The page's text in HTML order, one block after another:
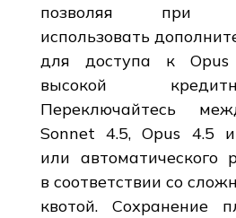
позволяя при
использовать
для доступа к
высокой
Переключайтесь
Sonnet 4.5, Opus 4.5
или автоматического
в соответствии со
квотой. Сохранение